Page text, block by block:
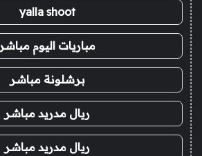
yalla shoot
مباريات اليوم مباشر
برشلونة مباشر
ريال مدريد مباشر
ريال مدريد مباشر